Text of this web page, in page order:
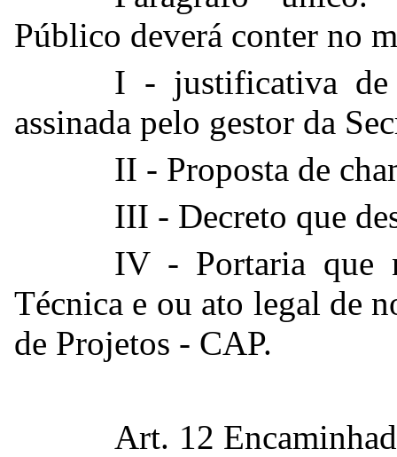
Público deverá conter no
I - justificativa de
assinada pelo gestor da
II - Proposta de
III - Decreto que
IV - Portaria que
Técnica e ou ato legal de
de Projetos - CAP.
Art. 12